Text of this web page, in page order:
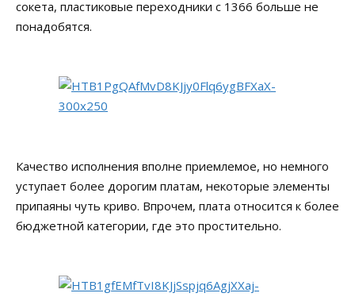
сокета, пластиковые переходники с 1366 больше не
понадобятся.
Качество исполнения вполне приемлемое, но немного
уступает более дорогим платам, некоторые элементы
припаяны чуть криво. Впрочем, плата относится к более
бюджетной категории, где это простительно.